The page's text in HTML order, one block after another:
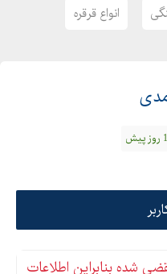
انواع قرقره
شده بنابراین اطلاعات